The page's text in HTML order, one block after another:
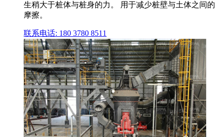
生稍大于桩体与桩身的力。 用于减少桩壁与土体之间的
摩擦。
联系电话: 180 3780 8511